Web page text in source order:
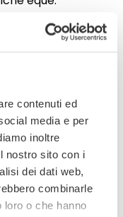
contenuti ed
media e per
inoltre
nostro sito con i
dei dati web,
combinarle
o che hanno
contrattuali dai
codice di
e non
la conformità.
influisce
dei